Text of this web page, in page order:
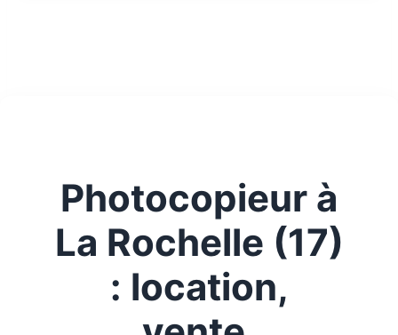
Photocopieur à
La Rochelle (17)
: location,